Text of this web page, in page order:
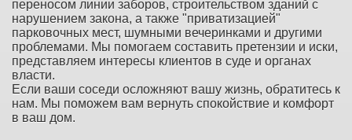
переносом линии заборов, строительством зданий с
нарушением закона, а также "приватизацией"
парковочных мест, шумными вечеринками и другими
проблемами. Мы помогаем составить претензии и иски,
представляем интересы клиентов в суде и органах
власти.
Если ваши соседи осложняют вашу жизнь, обратитесь к
нам. Мы поможем вам вернуть спокойствие и комфорт
в ваш дом.